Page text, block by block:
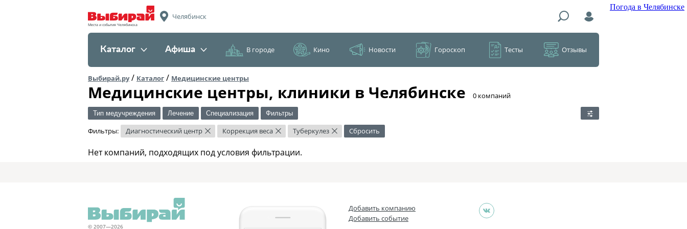
Погода в Челябинске
Места и события Челябинска
Челябинск
Каталог Афиша В городе Кино Новости Гороскоп Тесты Отзывы
Выбирай.ру/ Каталог / Медицинские центры
Медицинские центры, клиники в Челябинске ​0 компаний
Тип медучреждения Лечение Специализация Фильтры
Фильтры: Диагностический центр × Коррекция веса × Туберкулез × Сбросить
Нет компаний, подходящих под условия фильтрации.
© 2007—2026
Добавить компанию
Добавить событие